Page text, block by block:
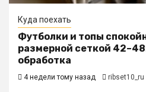
Куда поехать
Футболки и топы
размерной сеткой
обработка
4 недели тому назад ribset10_ru